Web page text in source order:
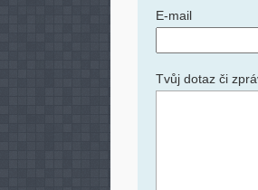
E-mail
Tvůj dotaz či